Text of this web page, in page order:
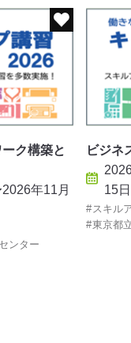
ク構築と
年11月
ンター
ビジネ
15
スキル
東京都